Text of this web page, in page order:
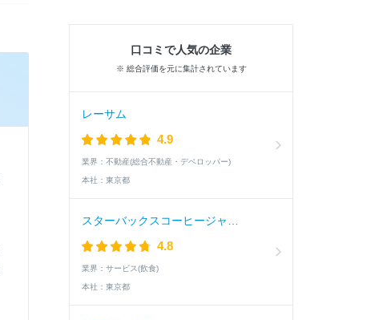
口コミで人気の企業
※ 総合評価を元に集計されています
レーサム
4.9
業界： 不動産(総合不動産・デベロッパー)
本社： 東京都
4.8
業界： サービス(飲食)
本社： 東京都